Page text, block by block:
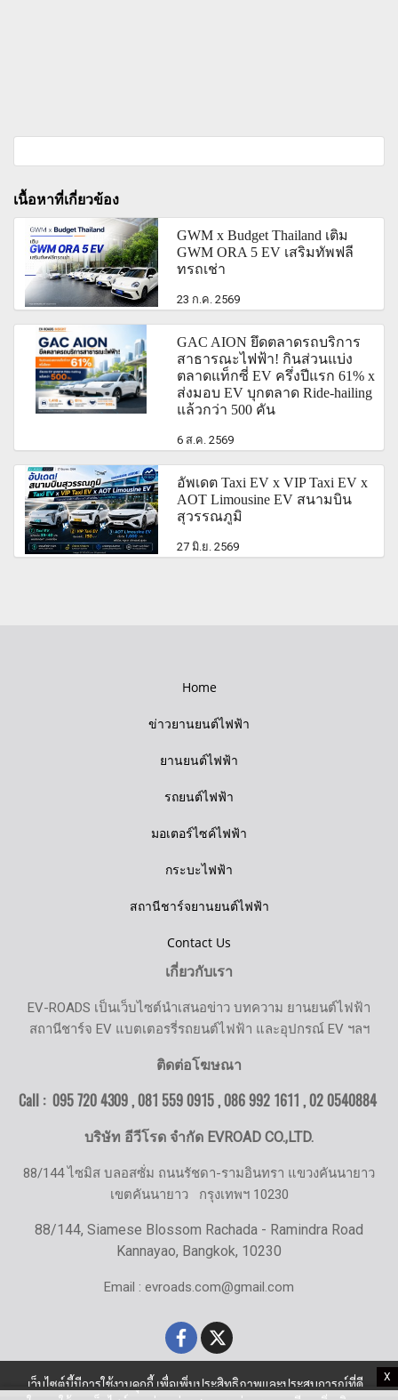
X
เนื้อหาที่เกี่ยวข้อง
GWM x Budget Thailand เติม
GWM ORA 5 EV เสริมทัพฟลี
ทรถเช่า
23 ก.ค. 2569
GAC AION ยึดตลาดรถบริการ
สาธารณะไฟฟ้า! กินส่วนแบ่ง
ตลาดแท็กซี่ EV ครึ่งปีแรก 61% x
ส่งมอบ EV บุกตลาด Ride-hailing
แล้วกว่า 500 คัน
6 ส.ค. 2569
อัพเดต Taxi EV x VIP Taxi EV x
AOT Limousine EV สนามบิน
สุวรรณภูมิ
27 มิ.ย. 2569
Home
ข่าวยานยนต์ไฟฟ้า
ยานยนต์ไฟฟ้า
รถยนต์ไฟฟ้า
มอเตอร์ไซค์ไฟฟ้า
กระบะไฟฟ้า
สถานีชาร์จยานยนต์ไฟฟ้า
Contact Us
เกี่ยวกับเรา
EV-ROADS เป็นเว็บไซต์นำเสนอข่าว บทความ ยานยนต์ไฟฟ้า
สถานีชาร์จ EV แบตเตอรรี่รถยนต์ไฟฟ้า และอุปกรณ์ EV ฯลฯ
ติดต่อโฆษณา
Call : 095 720 4309 , 081 559 0915 , 086 992 1611 ,02 0540884
บริษัท อีวีโรด จำกัด EVROAD CO.,LTD.
88/144 ไซมิส บลอสซั่ม ถนนรัชดา-รามอินทรา แขวงคันนายาว
เขตคันนายาว กรุงเทพฯ 10230
88/144, Siamese Blossom Rachada - Ramindra Road
Kannayao, Bangkok, 10230
Email : evroads.com@gmail.com
เว็บไซต์นี้มีการใช้งานคุกกี้ เพื่อเพิ่มประสิทธิภาพและประสบการณ์ที่ดี